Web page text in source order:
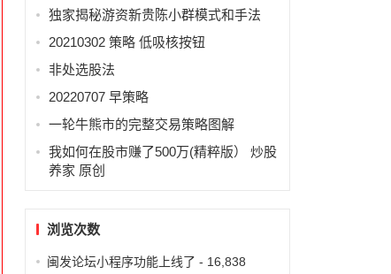
独家揭秘游资新贵陈小群模式和手法
20210302 策略 低吸核按钮
非处选股法
20220707 早策略
一轮牛熊市的完整交易策略图解
我如何在股市赚了500万(精粹版） 炒股
养家 原创
浏览次数
闽发论坛小程序功能上线了 - 16,838